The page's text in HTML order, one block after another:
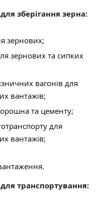
зберігання зерна:
зернових;
зернових та сипких
вагонів для
вантажів;
та цементу;
для
вантажів;
транспортування: